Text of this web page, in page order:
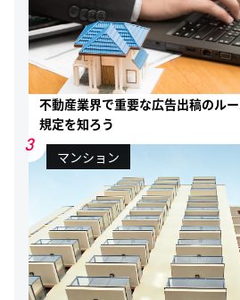
不動産業界で重要な広告出稿のル
規定を知ろう
3
マンション